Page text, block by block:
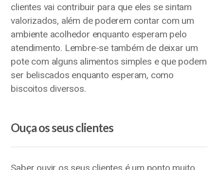
clientes vai contribuir para que eles se sintam
valorizados, além de poderem contar com um
ambiente acolhedor enquanto esperam pelo
atendimento. Lembre-se também de deixar um
pote com alguns alimentos simples e que podem
ser beliscados enquanto esperam, como
biscoitos diversos.
Ouça os seus clientes
Saber ouvir os seus clientes é um ponto muito